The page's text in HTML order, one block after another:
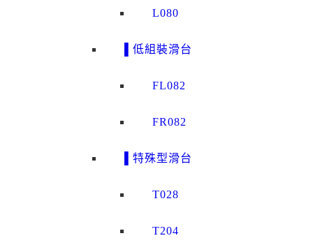
L080
▌低組裝滑台
FL082
FR082
▌特殊型滑台
T028
T204